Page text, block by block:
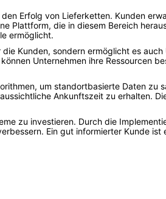
Erfolg von Lieferketten. Kunden
Plattform, die in diesem Bereich
ermöglicht.
Kunden, sondern ermöglicht es auch
Unternehmen ihre Ressourcen
um standortbasierte Daten zu
Ankunftszeit zu erhalten.
zu investieren. Durch die
Ein gut informierter Kunde ist